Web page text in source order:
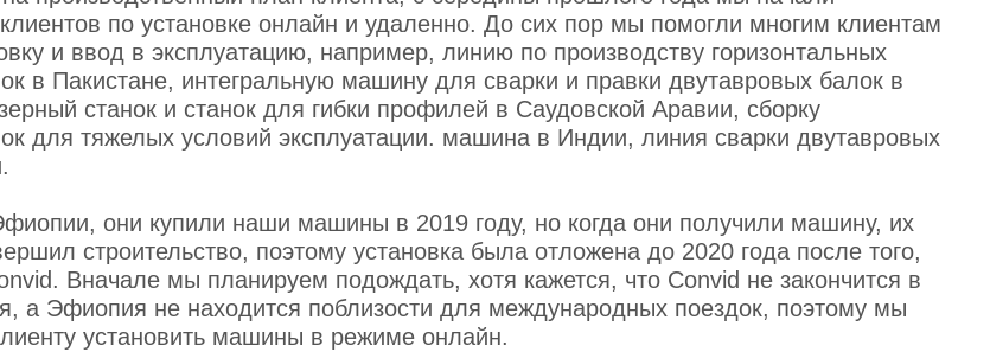
клиентов по установке онлайн и удаленно. До сих пор мы помогли многим клиентам
и ввод в эксплуатацию, например, линию по производству горизонтальных
в Пакистане, интегральную машину для сварки и правки двутавровых балок в
станок и станок для гибки профилей в Саудовской Аравии, сборку
для тяжелых условий эксплуатации. машина в Индии, линия сварки двутавровых
они купили наши машины в 2019 году, но когда они получили машину, их
строительство, поэтому установка была отложена до 2020 года после того,
Вначале мы планируем подождать, хотя кажется, что Convid не закончится в
а Эфиопия не находится поблизости для международных поездок, поэтому мы
установить машины в режиме онлайн.